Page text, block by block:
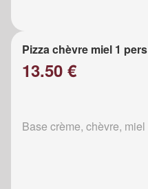
Pizza chèvre miel 1 pers
13.50 €
Base crème, chèvre, miel